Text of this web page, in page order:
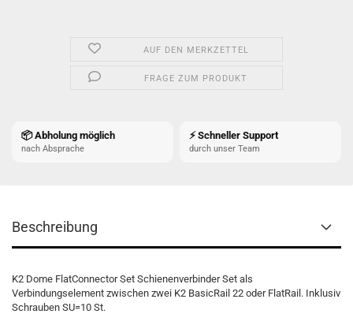
AUF DEN MERKZETTEL
FRAGE ZUM PRODUKT
📦 Abholung möglich
nach Absprache
⚡ Schneller Support
durch unser Team
Beschreibung
K2 Dome FlatConnector Set Schienenverbinder Set als
Verbindungselement zwischen zwei K2 BasicRail 22 oder FlatRail. Inklusiv
Schrauben SU=10 St.